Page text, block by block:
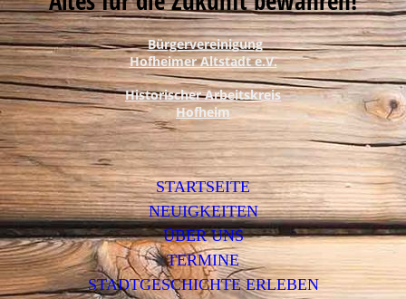
Bürgervereinigung
Hofheimer Altstadt e.V.
Historischer Arbeitskreis
Hofheim
STARTSEITE
NEUIGKEITEN
ÜBER UNS
TERMINE
STADTGESCHICHTE ERLEBEN